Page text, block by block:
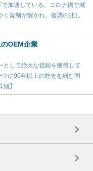
加速している。コロナ禍で減
く規制が解かれ、復調の兆し
OEM企業
として絶大な信頼を獲得して
に90年以上の歴史を刻む同
】